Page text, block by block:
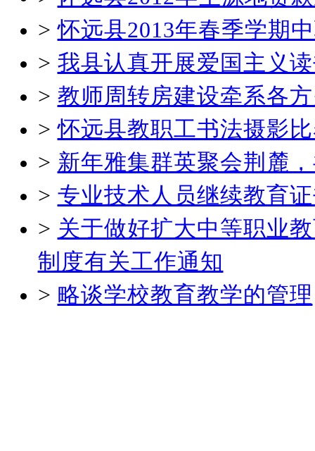
>怀远县2013年春季学期
> 我县认真开展爱国主义
> 教师周转房建设牵系各
>怀远县教职工书法摄影
> 新年雅集群英聚会荆麓
> 专业技术人员继续教育
> 关于做好扩大中等职业
制度有关工作通知
> 略谈学校教育教学的管理